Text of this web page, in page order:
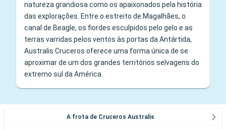
natureza grandiosa como os apaixonados pela história
das explorações. Entre o estreito de Magalhães, o
canal de Beagle, os fiordes esculpidos pelo gelo e as
terras varridas pelos ventos às portas da Antártida,
Australis Cruceros oferece uma forma única de se
aproximar de um dos grandes territórios selvagens do
extremo sul da América.
A frota de Cruceros Australis